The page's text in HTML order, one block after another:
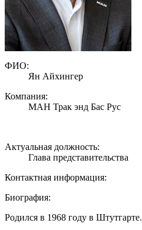
ФИО:
Ян Айхингер
Компания:
МАН Трак энд Бас Рус
Актуальная должность:
Глава представительства
Контактная информация:
Биография:
Родился в 1968 году в Штутгарте.